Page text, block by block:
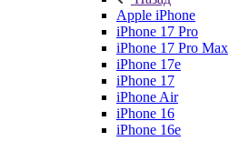
Apple iPhone
iPhone 17 Pro
iPhone 17 Pro Max
iPhone 17e
iPhone 17
iPhone Air
iPhone 16
iPhone 16e